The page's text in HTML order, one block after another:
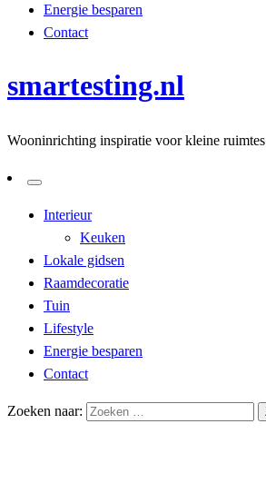
Energie besparen
Contact
smartesting.nl
Wooninrichting inspiratie voor kleine ruimtes
Interieur
Keuken
Lokale gidsen
Raamdecoratie
Tuin
Lifestyle
Energie besparen
Contact
Zoeken naar: